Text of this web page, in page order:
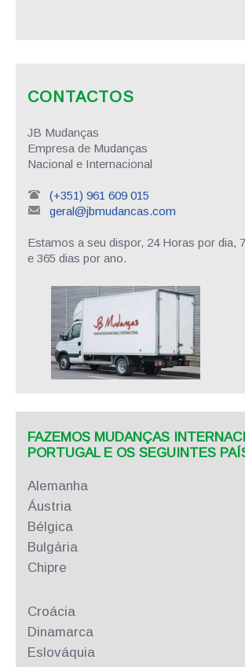
CONTACTOS
JB Mudanças
Empresa de Mudanças
Nacional e Internacional
(+351) 961 609 015
geral@jbmudancas.com
Estamos a seu dispor, 24 Horas por dia,
e 365 dias por ano.
FAZEMOS MUDANÇAS
PORTUGAL E OS SEGUINTES
Alemanha
Áustria
Bélgica
Bulgária
Chipre
Croácia
Dinamarca
Eslováquia